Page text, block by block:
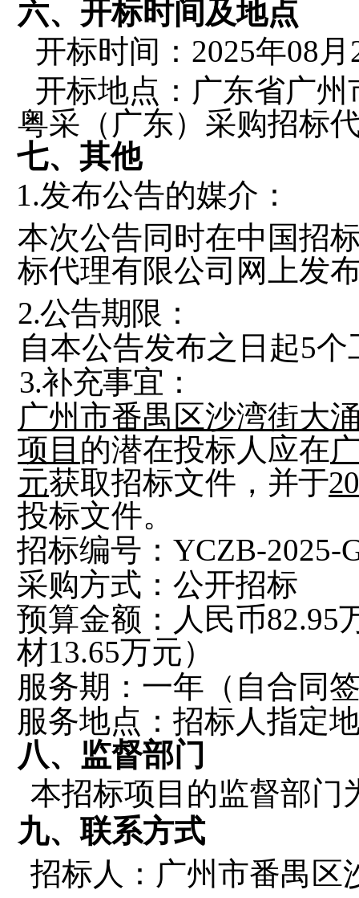
六、开标时间及地点
开标时间： 2025年08 月
开标地点：广东省广
粤采（广东）采购招标
七、其他
1.发布公告的媒介：
本次公告同时在中国招
标代理有限公司网上发
2.公告期限：
自本公告发布之日起5个
3.补充事宜：
广州市番禺区沙湾街大
项目 的潜在投标人 应在
元获取招标文件， 并于
投标文件。
招标编号 ： YCZB-2025-
采购方式： 公开招标
预算金额： 人民币82.95
材13.65万元）
服务期： 一年（ 自合同
服务地点： 招标人指定
八、监督部门
本招标项目的监督部门
九、联系方式
招标人 ： 广州市番禺区